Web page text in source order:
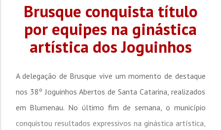
Brusque conquista título
por equipes na ginástica
artística dos Joguinhos
A delegação de Brusque vive um momento de destaque
nos 38º Joguinhos Abertos de Santa Catarina, realizados
em Blumenau. No último fim de semana, o município
conquistou resultados expressivos na ginástica artística,